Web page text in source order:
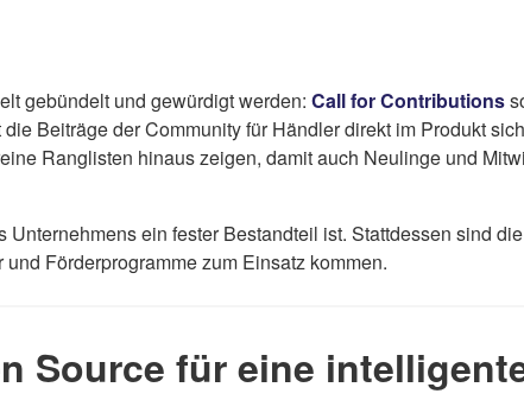
gebündelt und gewürdigt werden: Call for Contributions
die Beiträge der Community für Händler direkt im Produkt
Ranglisten hinaus zeigen, damit auch Neulinge und
Unternehmens ein fester Bestandteil ist. Stattdessen sind
Förderprogramme zum Einsatz kommen.
Source für eine